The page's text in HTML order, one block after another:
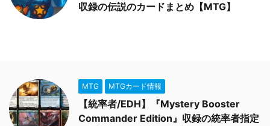
収録の伝説のカードまとめ【MTG】
MTG MTGカード情報
【統率者/EDH】『Mystery Booster
Commander Edition』収録の統率者指定